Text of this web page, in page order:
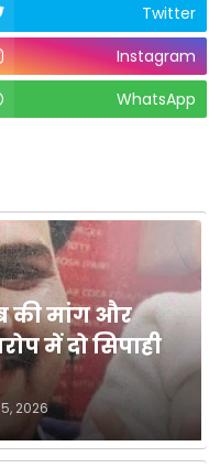
Twitter
Instagram
WhatsApp
की मांग और
में दो सिपाही
2026